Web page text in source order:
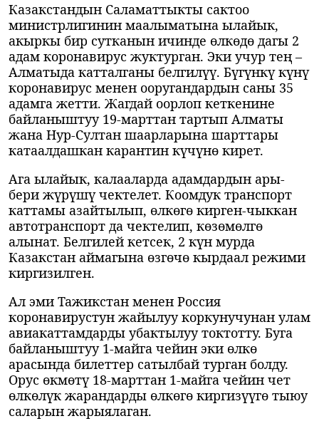
Казакстандын Саламаттыкты сактоо
министрлигинин маалыматына ылайык,
акыркы бир сутканын ичинде өлкөдө дагы 2
адам коронавирус жуктурган. Эки учур тең –
Алматыда катталганы белгилүү. Бүгүнкү күнү
коронавирус менен ооругандардын саны 35
адамга жетти. Жагдай оорлоп кеткенине
байланыштуу 19-марттан тартып Алматы
жана Нур-Султан шаарларына шарттары
катаалдашкан карантин күчүнө кирет.
Ага ылайык, калааларда адамдардын ары-
бери жүрүшү чектелет. Коомдук транспорт
каттамы азайтылып, өлкөгө кирген-чыккан
автотранспорт да чектелип, көзөмөлгө
алынат. Белгилей кетсек, 2 күн мурда
Казакстан аймагына өзгөчө кырдаал режими
киргизилген.
Ал эми Тажикстан менен Россия
коронавирустун жайылуу коркунучунан улам
авиакаттамдарды убактылуу токтотту. Буга
байланыштуу 1-майга чейин эки өлкө
арасында билеттер сатылбай турган болду.
Орус өкмөтү 18-марттан 1-майга чейин чет
өлкөлүк жарандарды өлкөгө киргизүүгө тыюу
саларын жарыялаган.